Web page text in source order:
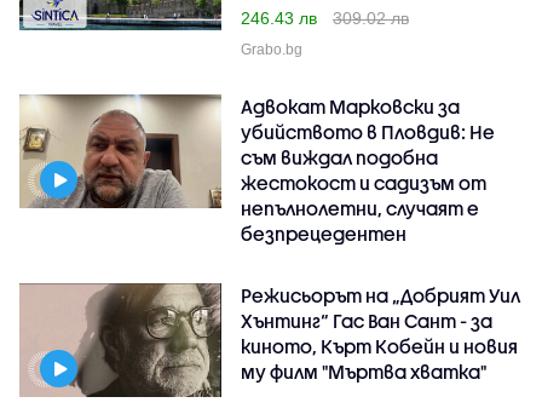
246.43 лв
309.02 лв
Grabo.bg
Адвокат Марковски за
убийството в Пловдив: Не
съм виждал подобна
жестокост и садизъм от
непълнолетни, случаят е
безпрецедентен
Режисьорът на „Добрият Уил
Хънтинг“ Гас Ван Сант - за
киното, Кърт Кобейн и новия
му филм "Мъртва хватка"